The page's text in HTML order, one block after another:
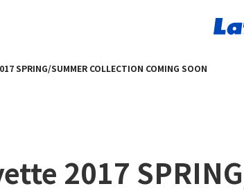
SPRING/SUMMER COLLECTION COMING SOON
2017